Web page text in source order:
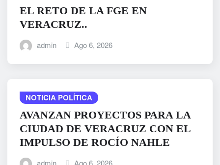
EL RETO DE LA FGE EN
VERACRUZ..
admin Ago 6, 2026
NOTICIA POLÍTICA
AVANZAN PROYECTOS PARA LA
CIUDAD DE VERACRUZ CON EL
IMPULSO DE ROCÍO NAHLE